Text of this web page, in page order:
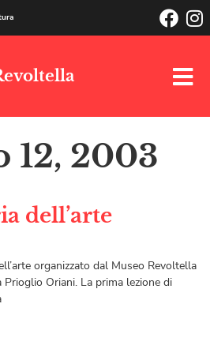
12, 2003
dell’arte
organizzato dal Museo Revoltella
Oriani. La prima lezione di